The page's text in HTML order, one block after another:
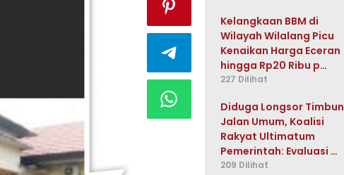
Kelangkaan BBM di
Wilayah Wilalang Picu
Kenaikan Harga Eceran
hingga Rp20 Ribu p…
227 Dilihat
Diduga Longsor Timbun
Jalan Umum, Koalisi
Rakyat Ultimatum
Pemerintah: Evaluasi …
209 Dilihat